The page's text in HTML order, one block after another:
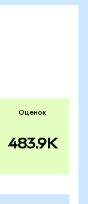
Оценок
483.9K